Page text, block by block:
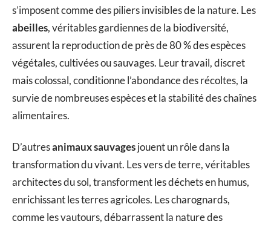
s’imposent comme des piliers invisibles de la nature. Les
abeilles, véritables gardiennes de la biodiversité,
assurent la reproduction de près de 80 % des espèces
végétales, cultivées ou sauvages. Leur travail, discret
mais colossal, conditionne l’abondance des récoltes, la
survie de nombreuses espèces et la stabilité des chaînes
alimentaires.
D’autresanimaux sauvagesjouent un rôle dans la
transformation du vivant. Les vers de terre, véritables
architectes du sol, transforment les déchets en humus,
enrichissant les terres agricoles. Les charognards,
comme les vautours, débarrassent la nature des